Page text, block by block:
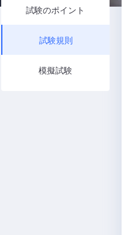
試験のポイント
試験規則
模擬試験